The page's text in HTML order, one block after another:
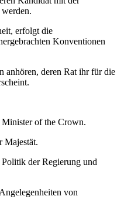
erfolgt die
Konventionen
anhören, deren Rat ihr für die
of the Crown.
Majestät.
der Regierung und
von